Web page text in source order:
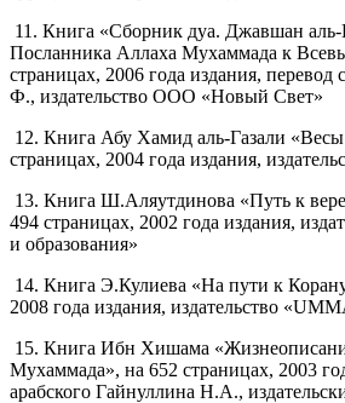
11. Книга «Сборник дуа. Джавшан
Посланника Аллаха Мухаммада к
страницах, 2006 года издания, перевод
Ф., издательство ООО «Новый Свет»
12. Книга Абу Хамид аль-Газали
страницах, 2004 года издания,
13. Книга Ш.Аляутдинова «Путь к
494 страницах, 2002 года издания,
и образования»
14. Книга Э.Кулиева «На пути к
2008 года издания, издательство
15. Книга Ибн Хишама
Мухаммада», на 652 страницах, 2003
арабского Гайнуллина Н.А.,